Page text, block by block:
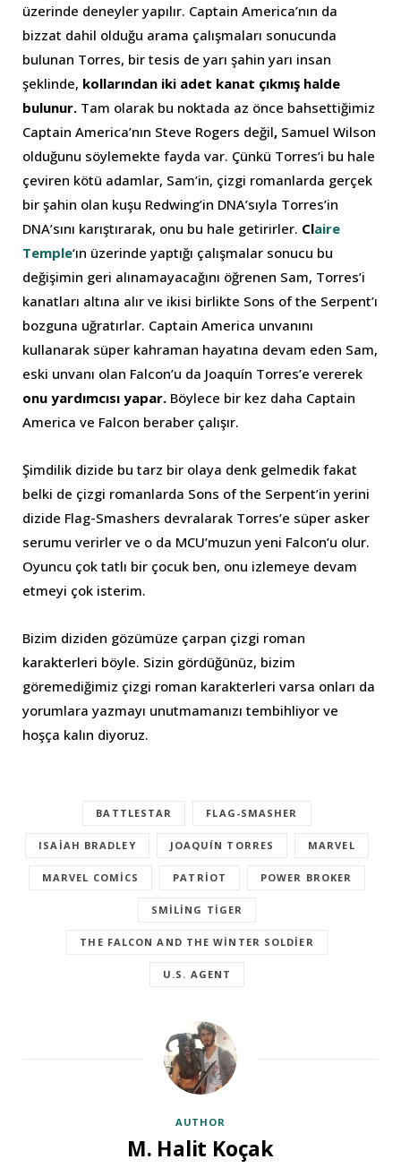
üzerinde deneyler yapılır. Captain America’nın da
bizzat dahil olduğu arama çalışmaları sonucunda
bulunan Torres, bir tesis de yarı şahin yarı insan
şeklinde, kollarından iki adet kanat çıkmış halde
bulunur. Tam olarak bu noktada az önce bahsettiğimiz
Captain America’nın Steve Rogers değil, Samuel Wilson
olduğunu söylemekte fayda var. Çünkü Torres’i bu hale
çeviren kötü adamlar, Sam’in, çizgi romanlarda gerçek
bir şahin olan kuşu Redwing’in DNA’sıyla Torres’in
DNA’sını karıştırarak, onu bu hale getirirler. Claire
Temple‘ın üzerinde yaptığı çalışmalar sonucu bu
değişimin geri alınamayacağını öğrenen Sam, Torres’i
kanatları altına alır ve ikisi birlikte Sons of the Serpent’ı
bozguna uğratırlar. Captain America unvanını
kullanarak süper kahraman hayatına devam eden Sam,
eski unvanı olan Falcon’u da Joaquín Torres’e vererek
onu yardımcısı yapar. Böylece bir kez daha Captain
America ve Falcon beraber çalışır.
Şimdilik dizide bu tarz bir olaya denk gelmedik fakat
belki de çizgi romanlarda Sons of the Serpent’in yerini
dizide Flag-Smashers devralarak Torres’e süper asker
serumu verirler ve o da MCU’muzun yeni Falcon’u olur.
Oyuncu çok tatlı bir çocuk ben, onu izlemeye devam
etmeyi çok isterim.
Bizim diziden gözümüze çarpan çizgi roman
karakterleri böyle. Sizin gördüğünüz, bizim
göremediğimiz çizgi roman karakterleri varsa onları da
yorumlara yazmayı unutmamanızı tembihliyor ve
hoşça kalın diyoruz.
BATTLESTAR FLAG-SMASHER
ISAIAH BRADLEY JOAQUÍN TORRES MARVEL
MARVEL COMICS PATRIOT POWER BROKER
SMILING TIGER
THE FALCON AND THE WINTER SOLDIER
U.S. AGENT
AUTHOR
M. Halit Koçak